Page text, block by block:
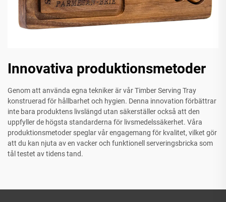
Innovativa produktionsmetoder
Genom att använda egna tekniker är vår Timber Serving Tray
konstruerad för hållbarhet och hygien. Denna innovation förbättrar
inte bara produktens livslängd utan säkerställer också att den
uppfyller de högsta standarderna för livsmedelssäkerhet. Våra
produktionsmetoder speglar vår engagemang för kvalitet, vilket gör
att du kan njuta av en vacker och funktionell serveringsbricka som
tål testet av tidens tand.